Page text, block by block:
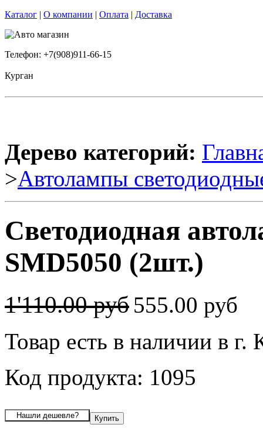
Каталог | О компании | Оплата | Доставка
Телефон: +7(908)911-66-15
Курган
Дерево категорий:
>Автолампы
Светодиодная
SMD5050 (2шт.)
1'110.00 руб 555.00 руб
Товар есть в наличии в г.
Код продукта: 1095